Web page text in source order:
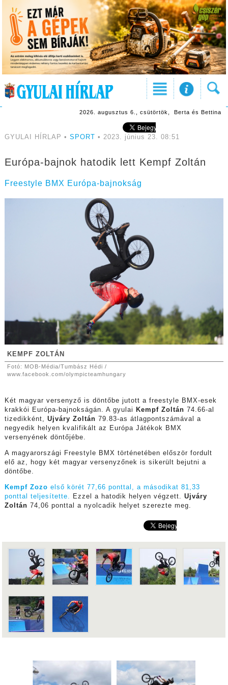
2026. augusztus 6., csütörtök, Berta és Bettina
GYULAI HÍRLAP • SPORT • 2023. június 23. 08:51
Európa-bajnok hatodik lett Kempf Zoltán
Freestyle BMX Európa-bajnokság
KEMPF ZOLTÁN
Fotó: MOB-Média/Tumbász Hédi /
www.facebook.com/olympicteamhungary
Két magyar versenyző is döntőbe jutott a freestyle BMX-esek
krakkói Európa-bajnokságán. A gyulai
Kempf Zoltán 74.66-al
tizedikként, Ujváry Zoltán 79.83-as átlagpontszámával a
negyedik helyen kvalifikált az Európa Játékok BMX
versenyének döntőjébe.
A magyarországi Freestyle BMX történetében először fordult
elő az, hogy két magyar versenyzőnek is sikerült bejutni a
döntőbe.
Kempf Zozo első körét 77,66 ponttal, a másodikat 81,33
ponttal teljesítette.
Ezzel a hatodik helyen végzett. Ujváry
Zoltán 74,06 ponttal a nyolcadik helyet szerezte meg.